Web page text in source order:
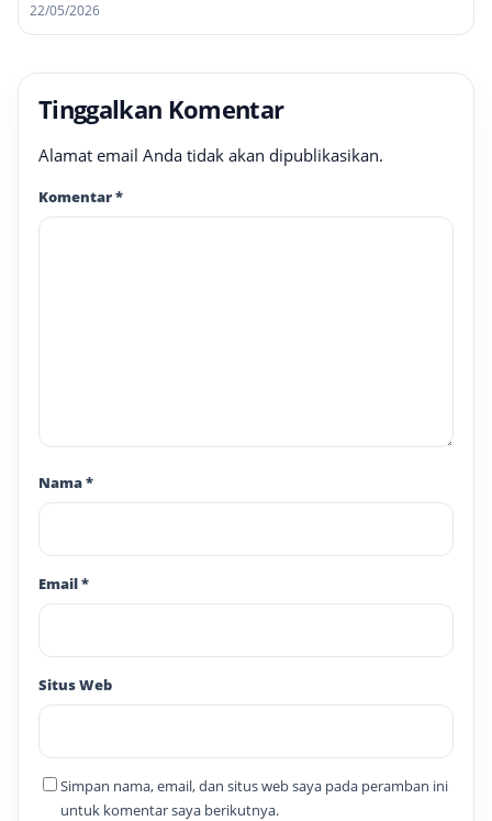
22/05/2026
Tinggalkan Komentar
Alamat email Anda tidak akan dipublikasikan.
Komentar*
Nama*
Email*
Situs Web
Simpan nama, email, dan situs web saya pada peramban ini
untuk komentar saya berikutnya.